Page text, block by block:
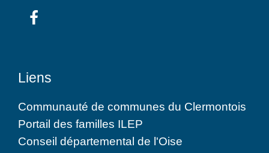
Liens
Communauté de communes du Clermontois
Portail des familles ILEP
Conseil départemental de l'Oise